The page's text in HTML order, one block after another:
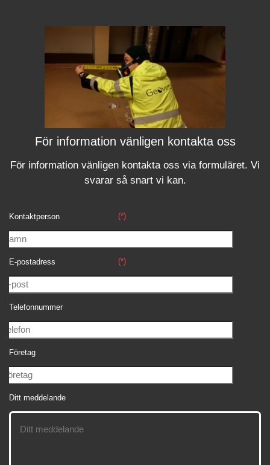
För information vänligen kontakta oss
För information vänligen kontakta oss via formuläret. Vi
svararså snart vi kan.
Kontaktperson (*)
E-postadress (*)
Telefonnummer
Företag
Ditt meddelande